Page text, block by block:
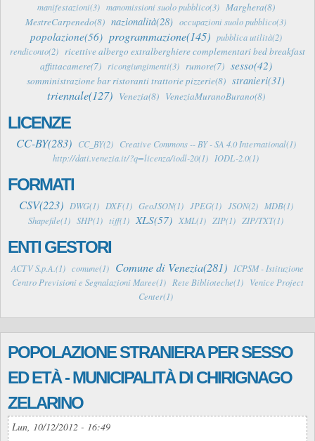
manifestazioni(3) manomissioni suolo pubblico(3) Marghera(8)
MestreCarpenedo(8) nazionalità(28) occupazioni suolo pubblico(3)
popolazione(56) programmazione(145) pubblica utilità(2)
rendiconto(2) ricettive albergo extralberghiere complementari bed breakfast
affittacamere(7)
ricongiungimenti(3) rumore(7) sesso(42)
somministrazione bar ristoranti trattorie pizzerie(8) stranieri(31)
triennale(127) Venezia(8) VeneziaMuranoBurano(8)
LICENZE
CC-BY(283) CC_BY(2)
Creative Commons -- BY - SA 4.0 International(1)
http://dati.venezia.it/?q=licenza/iodl-20(1)
IODL-2.0(1)
FORMATI
CSV(223) DWG(1) DXF(1) GeoJSON(1) JPEG(1) JSON(2)
MDB(1)
Shapefile(1) SHP(1) tiff(1) XLS(57) XML(1) ZIP(1) ZIP/TXT(1)
ENTI GESTORI
ACTV S.p.A.(1) comune(1) Comune di Venezia(281)
ICPSM - Istituzione
Centro Previsioni e Segnalazioni Maree(1)
Rete Biblioteche(1)
Venice Project
Center(1)
POPOLAZIONE STRANIERA PER SESSO
ED ETÀ - MUNICIPALITÀ DI CHIRIGNAGO
ZELARINO
Lun, 10/12/2012 - 16:49